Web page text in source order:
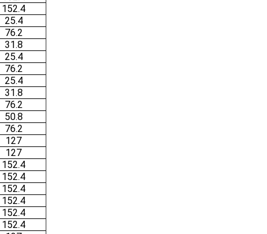
152.4
25.4
76.2
31.8
25.4
76.2
25.4
31.8
76.2
50.8
76.2
127
127
152.4
152.4
152.4
152.4
152.4
152.4